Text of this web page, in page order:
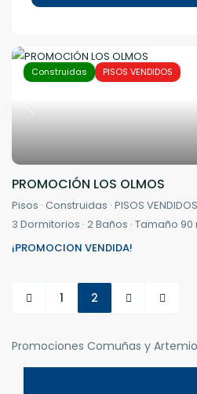
Previous
Construidas PISOS VENDIDOS
PROMOCIÓN LOS OLMOS
Pisos · Construidas · PISOS VENDIDOS
3 Dormitorios · 2Baños · Tamaño 90
¡PROMOCION VENDIDA!
1 2
Promociones Comuñas y Artemio